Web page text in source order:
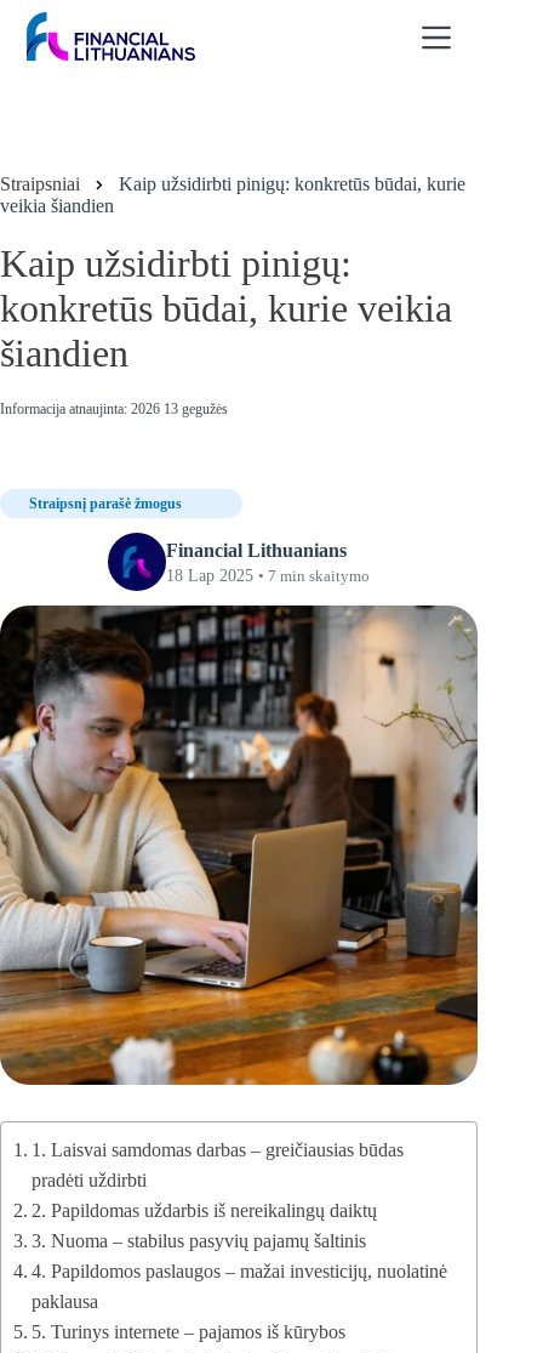
content
Straipsniai
Kaip užsidirbti pinigų: konkretūs būdai, kurie
veikia šiandien
Kaip užsidirbti pinigų:
konkretūs būdai, kurie veikia
šiandien
Informacija atnaujinta: 2026 13 gegužės
Straipsnį parašė žmogus
Financial Lithuanians
18 Lap 2025• 7 min skaitymo
1. Laisvai samdomas darbas – greičiausias būdas
pradėti uždirbti
2. Papildomas uždarbis iš nereikalingų daiktų
3. Nuoma – stabilus pasyvių pajamų šaltinis
4. Papildomos paslaugos – mažai investicijų, nuolatinė
paklausa
5. Turinys internete – pajamos iš kūrybos